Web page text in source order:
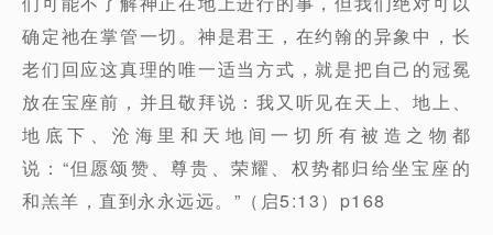
确定祂在掌管一切。神是君王，在约翰的异象中，长
老们回应这真理的唯一适当方式，就是把自己的冠冕
放在宝座前，并且敬拜说：我又听见在天上、地上、
地底下、沧海里和天地间一切所有被造之物都
说：“但愿颂赞、尊贵、荣耀、权势都归给坐宝座的
和羔羊，直到永永远远。”（启5:13）p168